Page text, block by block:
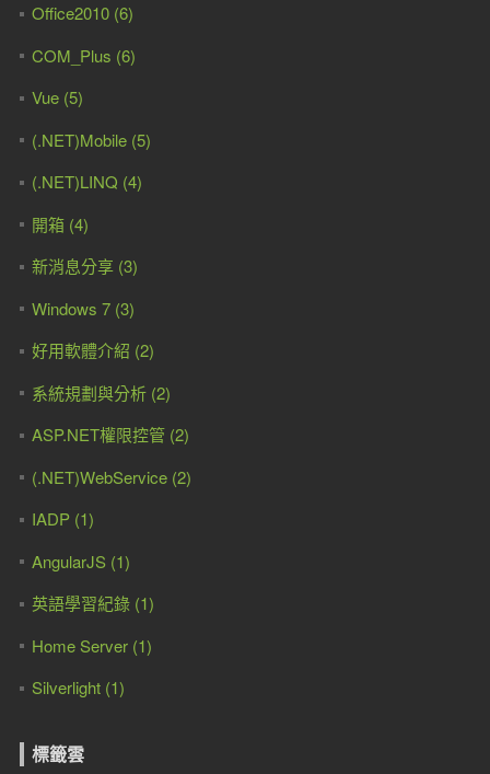
Office2010 (6)
COM_Plus (6)
Vue (5)
(.NET)Mobile (5)
(.NET)LINQ (4)
開箱 (4)
新消息分享 (3)
Windows 7 (3)
好用軟體介紹 (2)
系統規劃與分析 (2)
ASP.NET權限控管 (2)
(.NET)WebService (2)
IADP (1)
AngularJS (1)
英語學習紀錄 (1)
Home Server (1)
Silverlight (1)
標籤雲